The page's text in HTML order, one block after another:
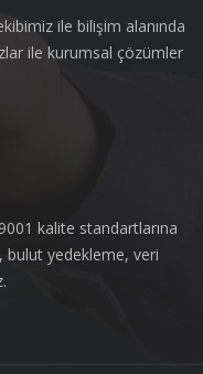
ile bilişim alanında
ile kurumsal çözümler
kalite standartlarına
bulut yedekleme, veri